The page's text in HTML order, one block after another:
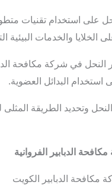
على استخدام تقنيات
والخدمات البيئية
النحل في شركة مكافحة
استخدام البدائل العضوية.
وتحديد الطريقة
الدبابير الفروانية